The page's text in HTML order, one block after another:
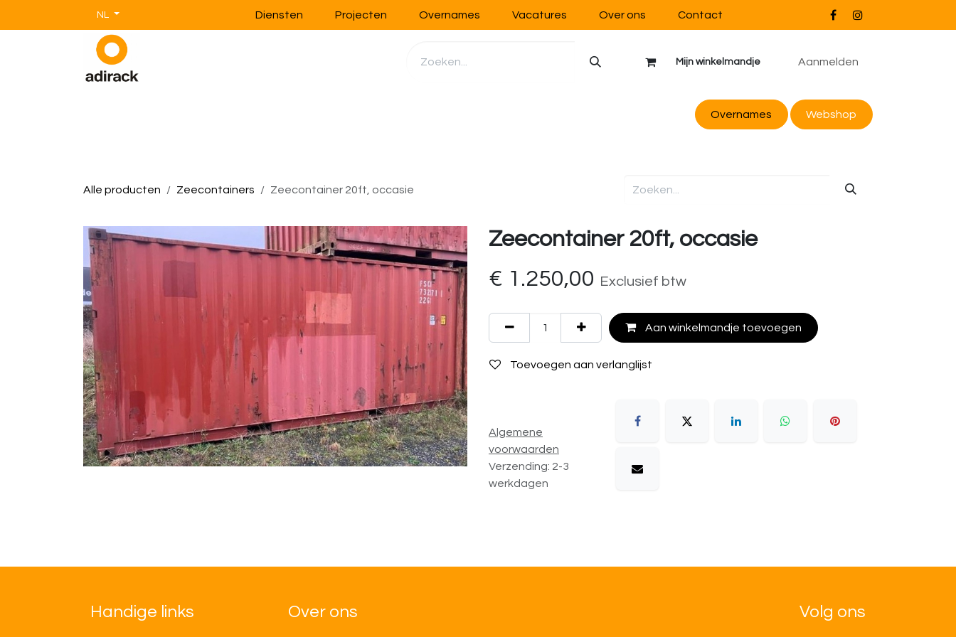
NL Diensten Projecten Overnames Vacatures Over ons Contact
Mijn winkelmandje Aanmelden
Overnames Webshop
Alle producten Zeecontainers Zeecontainer 20ft, occasie
Zeecontainer 20ft, occasie
€ 1.250,00 Exclusief btw
Aan winkelmandje toevoegen
Toevoegen aan verlanglijst
Algemene
voorwaarden
Verzending: 2-3
werkdagen
Handige links Over ons Volg ons